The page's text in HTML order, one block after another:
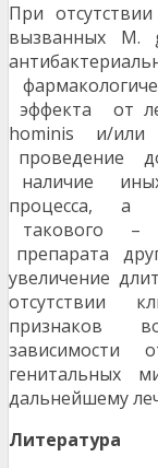
При
вызванных M.
эффекта от
hominis и/или
проведение
наличие
процесса, а
такового –
препарата
увеличение
отсутствии
признаков
зависимости
генитальных
дальнейшему
Литература